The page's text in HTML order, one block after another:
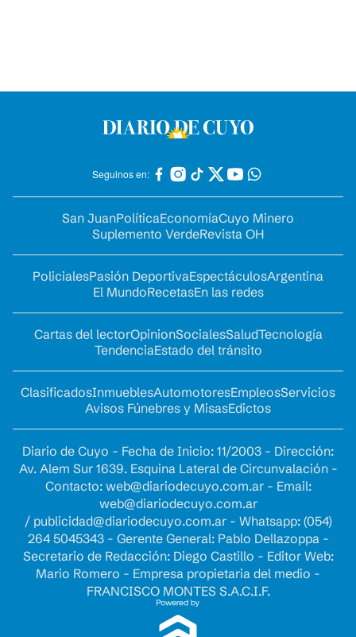
Seguinos en:
San JuanPolíticaEconomíaCuyo Minero
Suplemento VerdeRevista OH
PolicialesPasión DeportivaEspectáculosArgentina
El MundoRecetasEn las redes
Cartas del lectorOpinionSocialesSaludTecnología
TendenciaEstado del tránsito
ClasificadosInmueblesAutomotoresEmpleosServicios
Avisos Fúnebres y MisasEdictos
Diario de Cuyo - Fecha de Inicio: 11/2003 - Dirección:
Av. Alem Sur 1639. Esquina Lateral de Circunvalación -
Contacto: web@diariodecuyo.com.ar- Email:
web@diariodecuyo.com.ar
/ publicidad@diariodecuyo.com.ar- Whatsapp: (054)
264 5045343 - Gerente General: Pablo Dellazoppa -
Secretario de Redacción: Diego Castillo - Editor Web:
Mario Romero - Empresa propietaria del medio -
FRANCISCO MONTES S.A.C.I.F.